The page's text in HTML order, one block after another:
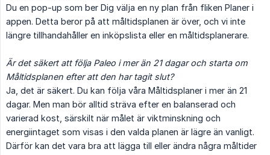
Du en pop-up som ber Dig välja en ny plan från fliken Planer i
appen. Detta beror på att måltidsplanen är över, och vi inte
längre tillhandahåller en inköpslista eller en måltidsplanerare.
Är det säkert att följa Paleo i mer än 21 dagar och starta om
Måltidsplanen efter att den har tagit slut?
Ja, det är säkert. Du kan följa våra Måltidsplaner i mer än 21
dagar. Men man bör alltid sträva efter en balanserad och
varierad kost, särskilt när målet är viktminskning och
energiintaget som visas i den valda planen är lägre än vanligt.
Därför kan det vara bra att lägga till eller ändra några måltider